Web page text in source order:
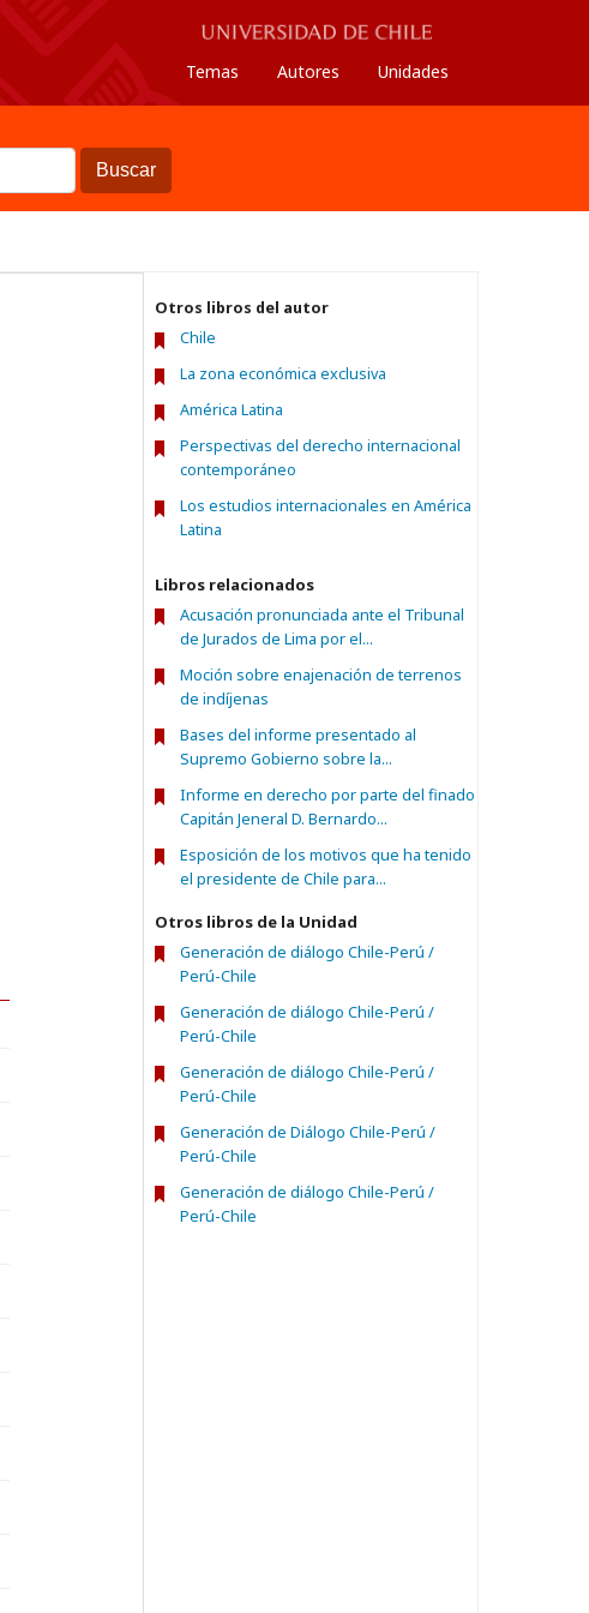
Temas Autores Unidades
Buscar
Otros libros del autor
Chile
La zona económica exclusiva
América Latina
Perspectivas del derecho internacional
contemporáneo
Los estudios internacionales en América
Latina
Libros relacionados
Acusación pronunciada ante el Tribunal
de Jurados de Lima por el...
Moción sobre enajenación de terrenos
de indíjenas
Bases del informe presentado al
Supremo Gobierno sobre la...
Informe en derecho por parte del finado
Capitán Jeneral D. Bernardo...
Esposición de los motivos que ha tenido
el presidente de Chile para...
Otros libros de la Unidad
Generación de diálogo Chile-Perú /
Perú-Chile
Generación de diálogo Chile-Perú /
Perú-Chile
Generación de diálogo Chile-Perú /
Perú-Chile
Generación de Diálogo Chile-Perú /
Perú-Chile
Generación de diálogo Chile-Perú /
Perú-Chile